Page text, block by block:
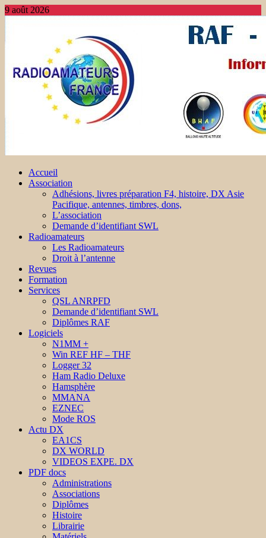
9 août 2026
Accueil
Association
Adhésions, livres préparation F4, histoire, DX Asie
Pacifique, antennes, timbres, dons,
L’association
Demande d’identifiant SWL
Radioamateurs
Les Radioamateurs
Droit à l’antenne
Revues
Formation
Services
QSL ANRPFD
Demande d’identifiant SWL
Diplômes RAF
Logiciels
N1MM +
Win REF HF – THF
Logger 32
Ham Radio Deluxe
Hamsphère
MMANA
EZNEC
Mode ROS
Actu DX
EA1CS
DX WORLD
VIDEOS EXPE. DX
PDF docs
Administrations
Associations
Diplômes
Histoire
Librairie